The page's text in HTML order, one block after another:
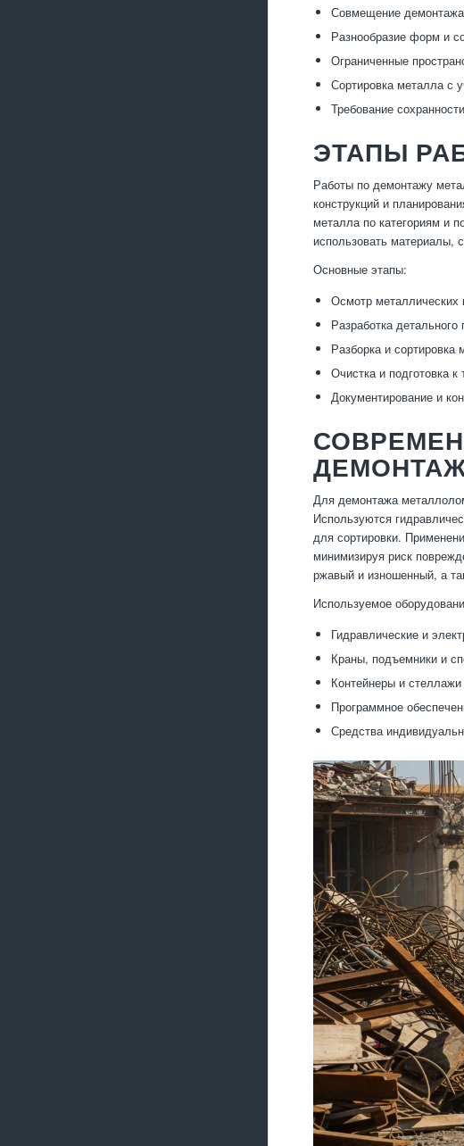
Совмещение
Разнообразие форм и
Ограниченные
Сортировка металла с
Требование
ЭТАПЫ
Работы по демонтажу
конструкций и
металла по категориям и
использовать материалы,
Основные этапы:
Осмотр металлических
Разработка
Разборка и сортировка
Очистка и подготовка к
Документирование и
Для демонтажа
Используются
для сортировки.
минимизируя риск
ржавый и изношенный, а
Используемое
Гидравлические и
Краны, подъемники и
Контейнеры и
Программное
Средства